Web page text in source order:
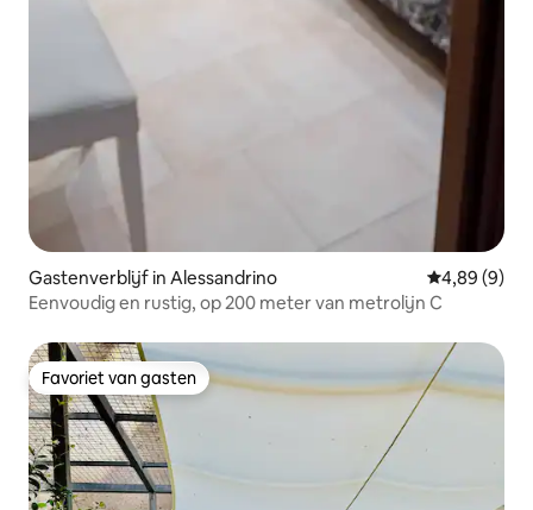
Gastenverblijf in Alessandrino Gemiddelde
4,89 (9)
Eenvoudig en rustig, op 200 meter van metrolijn C
Favoriet van gasten
Favoriet van gasten